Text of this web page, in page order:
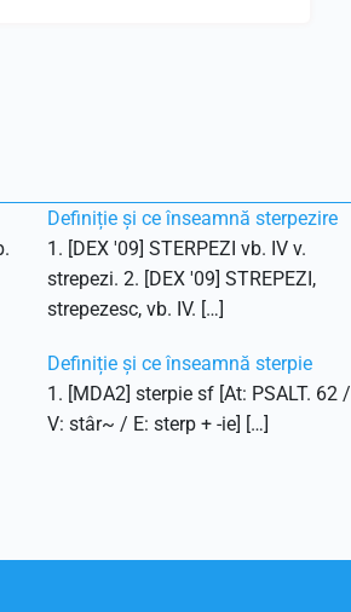
Definiție și ce înseamnă sterpezire
1. [DEX '09] STERPEZI vb. IV v.
strepezi. 2. [DEX '09] STREPEZI,
strepezesc, vb. IV. […]
Definiție și ce înseamnă sterpie
1. [MDA2] sterpie sf [At: PSALT. 62 /
V: stâr~ / E: sterp + -ie] […]